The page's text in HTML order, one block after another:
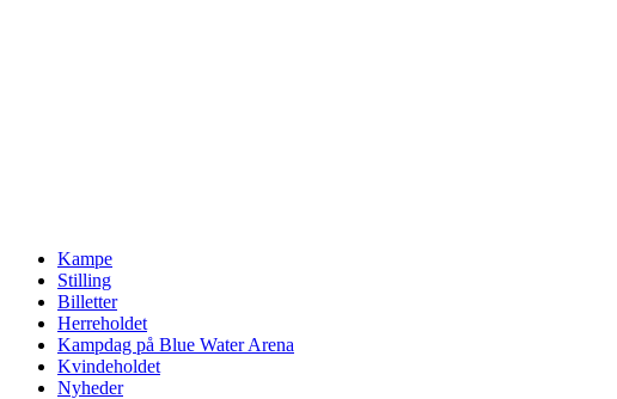
Kampe
Stilling
Billetter
Herreholdet
Kampdag på Blue Water Arena
Kvindeholdet
Nyheder